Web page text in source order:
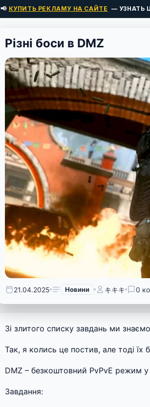
📢 КУПИТЬ РЕКЛАМУ НА САЙТЕ — УЗНАТЬ
Різні боси в DMZ
21.04.2025 Новини キキキ 0
Зі злитого списку завдань ми
Так, я колись це постив, але тоді їх
DMZ – безкоштовний PvPvE режим
Завдання: